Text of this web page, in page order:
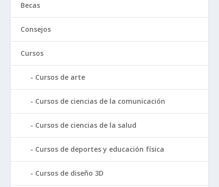
Becas
Consejos
Cursos
Cursos de arte
Cursos de ciencias de la comunicación
Cursos de ciencias de la salud
Cursos de deportes y educación física
Cursos de diseño 3D